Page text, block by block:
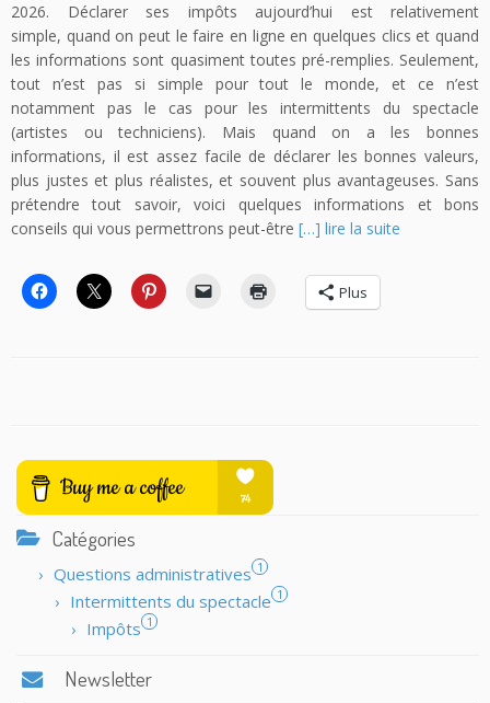
2026. Déclarer ses impôts aujourd’hui est relativement
simple, quand on peut le faire en ligne en quelques clics et quand
les informations sont quasiment toutes pré-remplies. Seulement,
tout n’est pas si simple pour tout le monde, et ce n’est
notamment pas le cas pour les intermittents du spectacle
(artistes ou techniciens). Mais quand on a les bonnes
informations, il est assez facile de déclarer les bonnes valeurs,
plus justes et plus réalistes, et souvent plus avantageuses. Sans
prétendre tout savoir, voici quelques informations et bons
conseils qui vous permettrons peut-être […] lire la suite
Plus
Catégories
Questions administratives 1
Intermittents du spectacle 1
Impôts 1
Newsletter